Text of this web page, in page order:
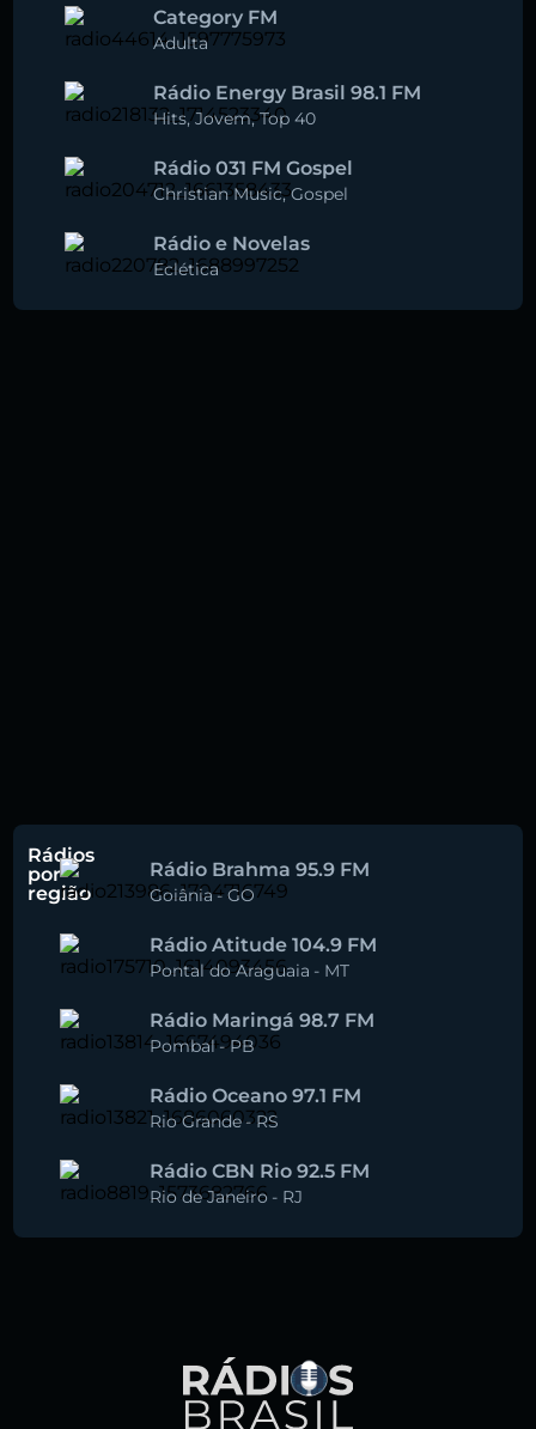
Category FM
Adulta
Rádio Energy Brasil 98.1 FM
Hits,Jovem,Top 40
Rádio 031 FM Gospel
Christian Music,Gospel
Rádio e Novelas
Eclética
Rádios
por
região
Rádio Brahma 95.9 FM
Goiânia-GO
Rádio Atitude 104.9 FM
Pontal do Araguaia - MT
Rádio Maringá 98.7 FM
Pombal-PB
Rádio Oceano 97.1 FM
Rio Grande-RS
Rádio CBN Rio 92.5 FM
Rio de Janeiro - RJ